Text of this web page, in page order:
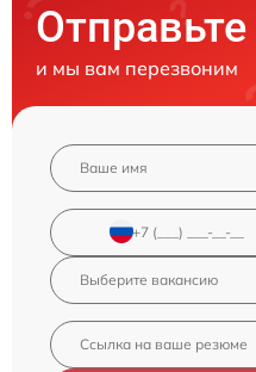
и мы вам перезвоним